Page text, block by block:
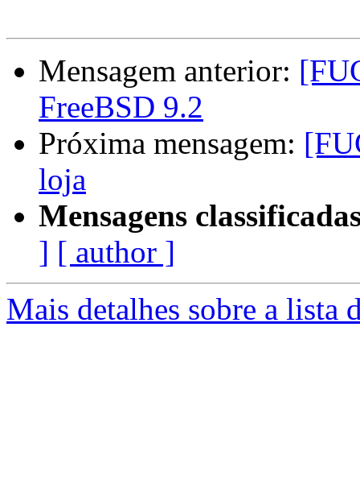
Mensagem anterior:
FreeBSD 9.2
Próxima mensagem:
loja
Mensagens
] [ author ]
Mais detalhes sobre a lista